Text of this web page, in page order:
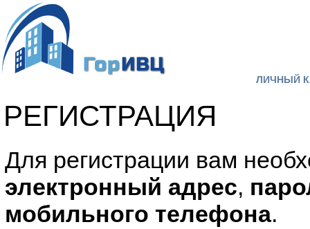
ЛИЧНЫЙ
РЕГИСТРАЦИЯ
Для регистрации вам
электронный адрес,
мобильного телефона.